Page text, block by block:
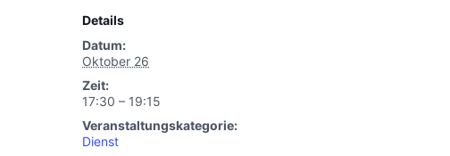
Details
Datum:
Oktober 26
Zeit:
17:30 – 19:15
Veranstaltungskategorie:
Dienst